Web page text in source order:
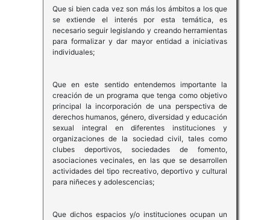
Que si bien cada vez son más los ámbitos a los que
se extiende el interés por esta temática, es
necesario seguir legislando y creando herramientas
para formalizar y dar mayor entidad a iniciativas
individuales;
Que en este sentido entendemos importante la
creación de un programa que tenga como objetivo
principal la incorporación de una perspectiva de
derechos humanos, género, diversidad y educación
sexual integral en diferentes instituciones y
organizaciones de la sociedad civil, tales como
clubes deportivos, sociedades de fomento,
asociaciones vecinales, en las que se desarrollen
actividades del tipo recreativo, deportivo y cultural
para niñeces y adolescencias;
Que dichos espacios y/o instituciones ocupan un